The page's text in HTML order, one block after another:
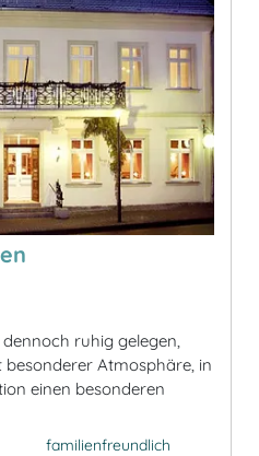
ruhig gelegen,
Atmosphäre, in
einen besonderen
familienfreundlich